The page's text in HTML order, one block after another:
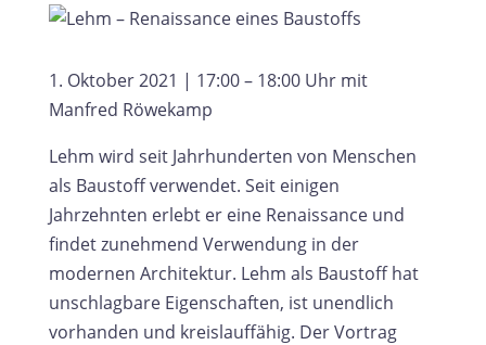
1. Oktober 2021 | 17:00 – 18:00 Uhr mit
Manfred Röwekamp
Lehm wird seit Jahrhunderten von Menschen
als Baustoff verwendet. Seit einigen
Jahrzehnten erlebt er eine Renaissance und
findet zunehmend Verwendung in der
modernen Architektur. Lehm als Baustoff hat
unschlagbare Eigenschaften, ist unendlich
vorhanden und kreislauffähig. Der Vortrag